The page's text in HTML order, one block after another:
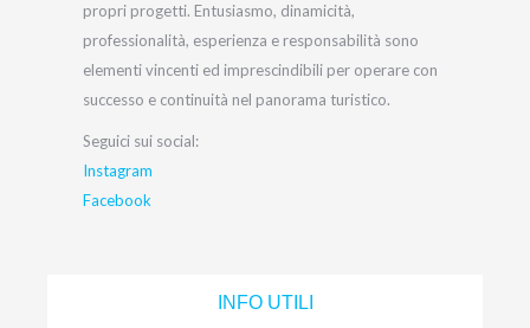
INFO UTILI
propri progetti. Entusiasmo, dinamicità,
professionalità, esperienza e responsabilità sono
elementi vincenti ed imprescindibili per operare con
successo e continuità nel panorama turistico.
Seguici sui social:
Instagram
Facebook